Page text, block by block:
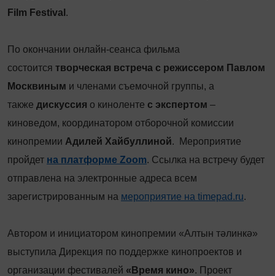
Film Festival .
По окончании онлайн-сеанса фильма
состоится творческая встреча с режиссером Павлом
Москвиным и членами съемочной группы, а
также дискуссия о киноленте с экспертом –
киноведом, координатором отборочной комиссии
кинопремии Адилей Хайбуллиной. Мероприятие
пройдет на платформе Zoom. Ссылка на встречу будет
отправлена на электронные адреса всем
зарегистрированным на мероприятие на timepad.ru.
Автором и инициатором кинопремии «Алтын тәлинкә»
выступила Дирекция по поддержке кинопроектов и
организации фестивалей «Время кино». Проект